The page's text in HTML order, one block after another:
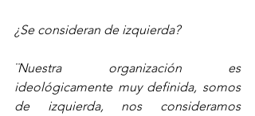
¿Se consideran de izquierda?
¨Nuestra organización es
ideológicamente muy definida, somos
de izquierda, nos consideramos